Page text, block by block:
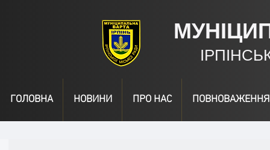
ГОЛОВНА НОВИНИ ПРО НАС ПОВНОВАЖЕННЯ